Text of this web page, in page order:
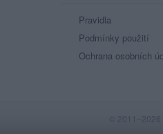
Pravidla
Podmínky použití
Ochrana osobních
©